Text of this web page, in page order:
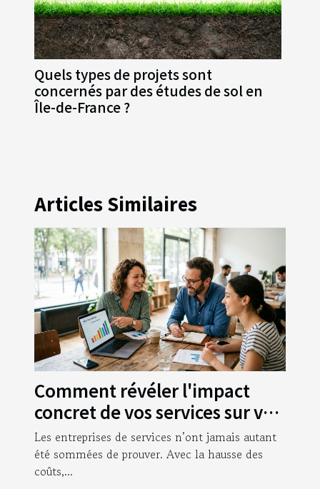
Quels types de projets sont
concernés par des études de sol en
Île-de-France ?
Articles Similaires
Comment révéler l'impact
concret de vos services sur vos
clients
Les entreprises de services n’ont jamais autant
été sommées de prouver. Avec la hausse des
coûts,...